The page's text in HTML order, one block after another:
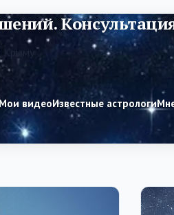
Крыму
видеоИзвестные астрологи